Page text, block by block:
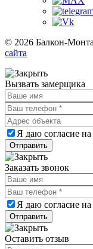
© 2026 Балкон-
сайта
Вызвать замерщика
Я даю согласие
Заказать звонок
Я даю согласие
Оставить отзыв